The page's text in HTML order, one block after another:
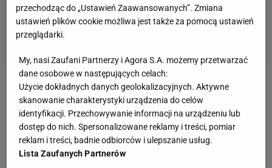
Nie popisały sięsiatkarkiDevelopresu SkyRes
Rzeszów. W 2. kolejce ORLEN
Ligi zespół trenera
Mariusza Wiktorowicza po trzech setach przegrał z
PolskimCukrem Muszynianką Muszyna. To druga
porażka w tym sezonie rzeszowskiej drużyny, która
przechodząc do „Ustawień Zaawansowanych”. Zmiana
ustawień plików cookie możliwa jest także za pomocą ustawień
przeglądarki.
My, nasi Zaufani Partnerzy i Agora S.A. możemy przetwarzać
dane osobowe w następujących celach:
Użycie dokładnych danych geolokalizacyjnych. Aktywne
skanowanie charakterystyki urządzenia do celów
identyfikacji. Przechowywanie informacji na urządzeniu lub
dostęp do nich. Spersonalizowane reklamy i treści, pomiar
reklam i treści, badnie odbiorców i ulepszanie usług.
Lista Zaufanych Partnerów